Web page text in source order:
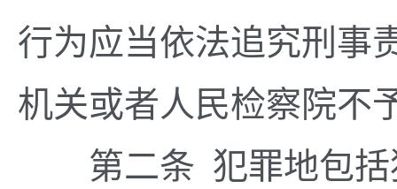
行为应当依法追究刑事
机关或者人民检察院不
第二条 犯罪地包括